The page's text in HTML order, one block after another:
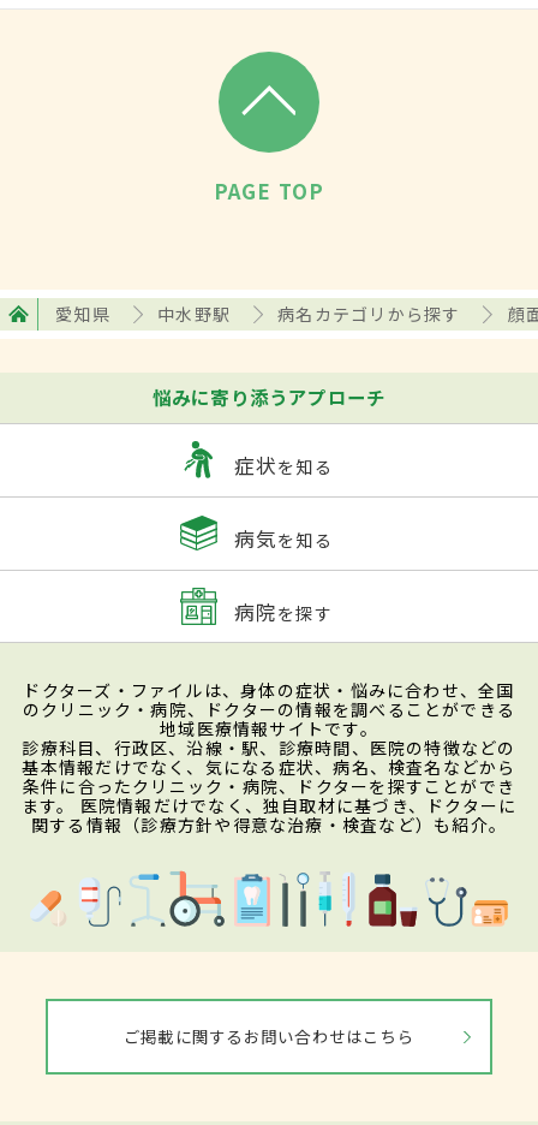
PAGE TOP
愛知県 中水野駅 病名カテゴリから探す 顔
悩みに寄り添うアプローチ
症状を知る
病気を知る
病院を探す
ドクターズ・ファイルは、身体の症状・悩みに合わせ、全国
のクリニック・病院、ドクターの情報を調べることができる
地域医療情報サイトです。
診療科目、行政区、沿線・駅、診療時間、医院の特徴などの
基本情報だけでなく、気になる症状、病名、検査名などから
条件に合ったクリニック・病院、ドクターを探すことができ
ます。 医院情報だけでなく、独自取材に基づき、ドクターに
関する情報（診療方針や得意な治療・検査など）も紹介。
ご掲載に関するお問い合わせはこちら